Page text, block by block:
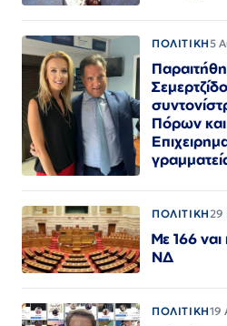
ΠΟΛΙΤΙΚΗ5
Πόρων και
ΠΟΛΙΤΙΚΗ29
Με 166
ΝΔ
ΠΟΛΙΤΙΚΗ19